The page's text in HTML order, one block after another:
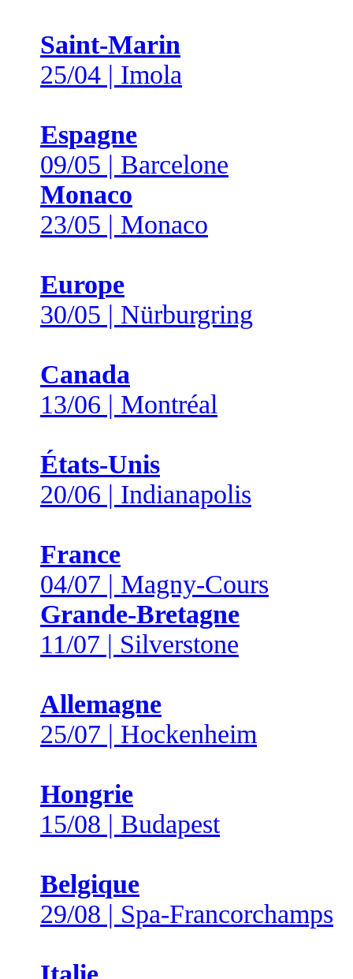
Saint-Marin
25/04 | Imola
Espagne
09/05 | Barcelone
Monaco
23/05 | Monaco
Europe
30/05 | Nürburgring
Canada
13/06 | Montréal
États-Unis
20/06 | Indianapolis
France
04/07 | Magny-Cours
Grande-Bretagne
11/07 | Silverstone
Allemagne
25/07 | Hockenheim
Hongrie
15/08 | Budapest
Belgique
29/08 | Spa-Francorchamps